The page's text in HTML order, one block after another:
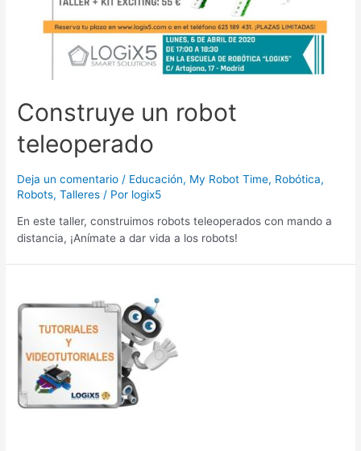
Construye un robot
teleoperado
Deja un comentario / Educación, My Robot Time, Robótica,
Robots,Talleres / Por logix5
En este taller, construimos robots teleoperados con mando a
distancia, ¡Anímate a dar vida a los robots!